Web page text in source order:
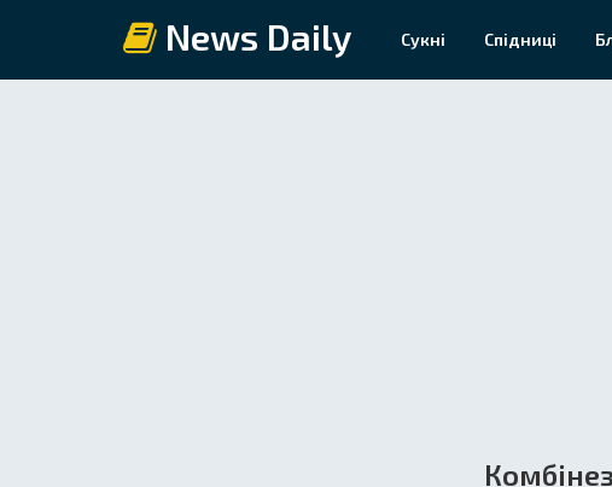
News Daily Сукні Спідниці